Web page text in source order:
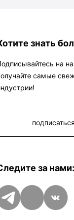
преступлении, им
крипто обмен
выручка
знать
на
самые
за нами:
Telegram
ДзенVK